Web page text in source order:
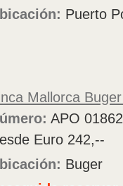
Puerto
Mallorca
APO
Euro 242,--
Buger